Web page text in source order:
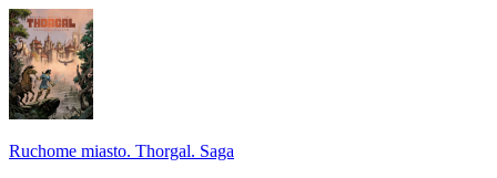
Ruchome miasto. Thorgal. Saga